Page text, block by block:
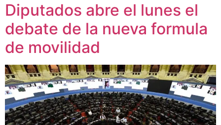
Diputados abre el lunes el
debate de la nueva formula
de movilidad